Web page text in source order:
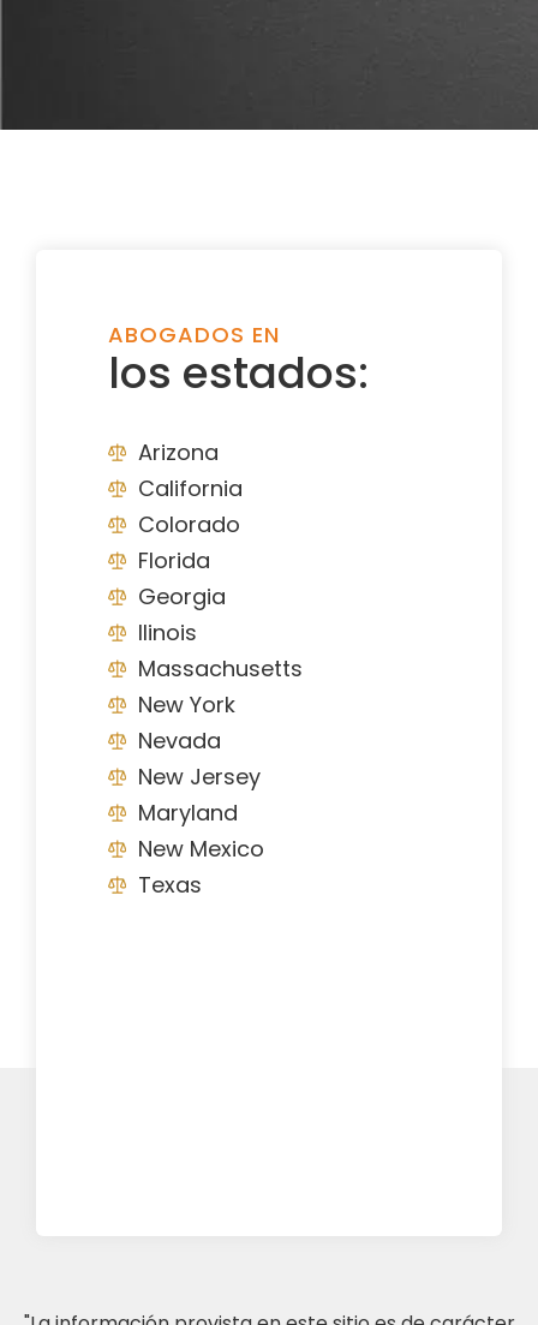
ABOGADOS EN
los estados:
Arizona
California
Colorado
Florida
Georgia
Ilinois
Massachusetts
New York
Nevada
New Jersey
Maryland
New Mexico
Texas